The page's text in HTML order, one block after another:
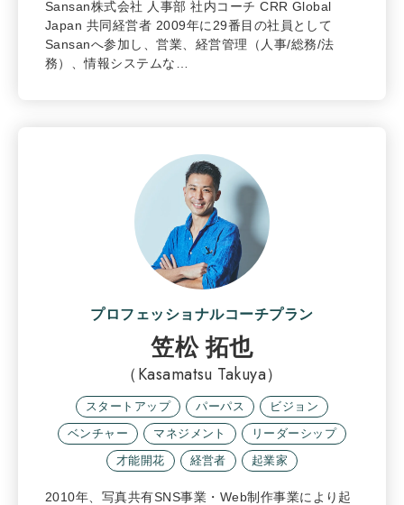
Sansan株式会社 人事部 社内コーチ CRR Global
Japan 共同経営者 2009年に29番目の社員として
Sansanへ参加し、営業、経営管理（人事/総務/法
務）、情報システムな…
プロフェッショナルコーチプラン
笠松 拓也
（Kasamatsu Takuya）
スタートアップ パーパス
ビジョン
ベンチャー
マネジメント
リーダーシップ
才能開花
経営者 起業家
2010年、写真共有SNS事業・Web制作事業により起